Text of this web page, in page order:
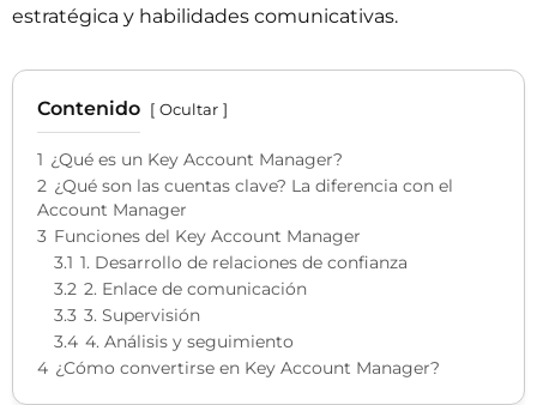
estratégica y habilidades comunicativas.
Contenido Ocultar
1 ¿Qué es un Key Account Manager?
2 ¿Qué son las cuentas clave? La diferencia con el
Account Manager
3 Funciones del Key Account Manager
3.1 1. Desarrollo de relaciones de confianza
3.2 2. Enlace de comunicación
3.3 3. Supervisión
3.4 4. Análisis y seguimiento
4 ¿Cómo convertirse en Key Account Manager?